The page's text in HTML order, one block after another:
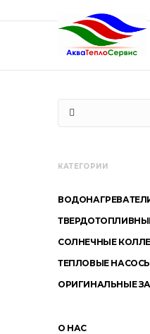
КАТЕГОРИИ
СОЛНЕЧНЫЕ
ТЕПЛОВЫЕ
ОРИГИНАЛЬНЫЕ
О НАС